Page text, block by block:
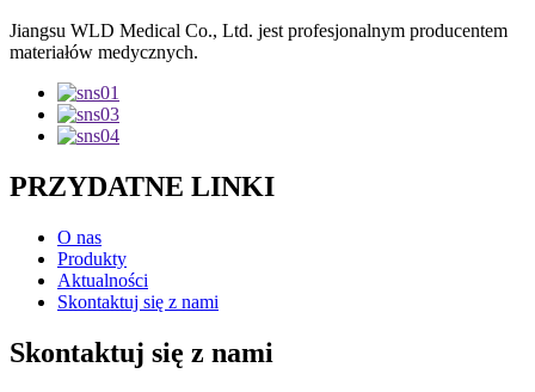
Jiangsu WLD Medical Co., Ltd. jest profesjonalnym producentem
materiałów medycznych.
PRZYDATNE LINKI
O nas
Produkty
Aktualności
Skontaktuj się z nami
Skontaktuj się z nami